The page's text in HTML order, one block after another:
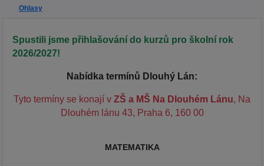
Ohlasy
Spustili jsme přihlašování do kurzů pro školní rok
2026/2027!
Nabídka termínů Dlouhý Lán:
Tyto termíny se konají v ZŠ a MŠ Na Dlouhém Lánu, Na
Dlouhém lánu 43, Praha 6, 160 00
MATEMATIKA